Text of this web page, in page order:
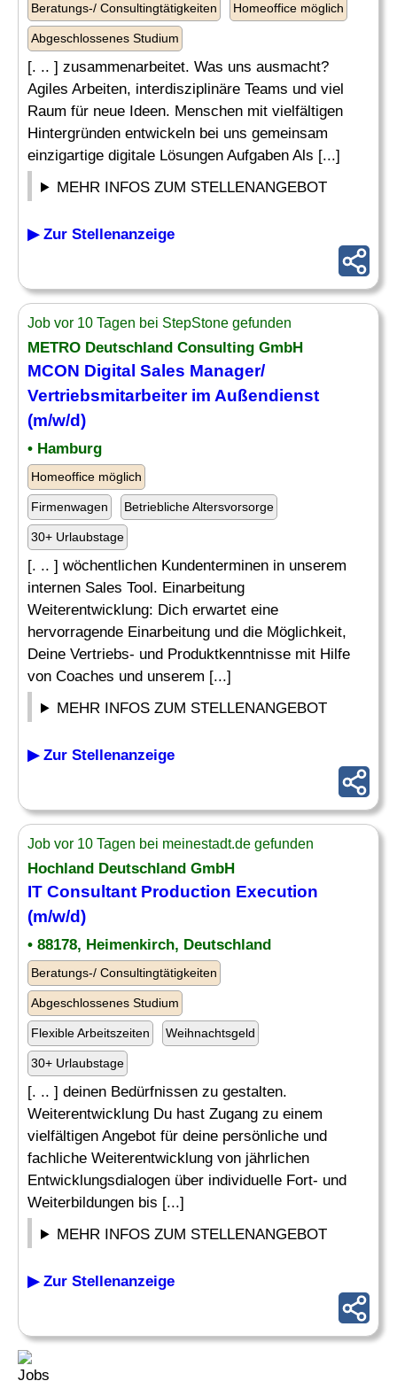
Beratungs-/ Consultingtätigkeiten Homeoffice möglich
Abgeschlossenes Studium
[. .. ] zusammenarbeitet. Was uns ausmacht?
Agiles Arbeiten, interdisziplinäre Teams und viel
Raum für neue Ideen. Menschen mit vielfältigen
Hintergründen entwickeln bei uns gemeinsam
einzigartige digitale Lösungen Aufgaben Als [...]
MEHR INFOS ZUM STELLENANGEBOT
▶ Zur Stellenanzeige
Job vor 10 Tagen bei StepStone gefunden
METRO Deutschland Consulting GmbH
MCON Digital Sales Manager/
Vertriebsmitarbeiter im Außendienst
(m/w/d)
• Hamburg
Homeoffice möglich
Firmenwagen Betriebliche Altersvorsorge
30+ Urlaubstage
[. .. ] wöchentlichen Kundenterminen in unserem
internen Sales Tool. Einarbeitung
Weiterentwicklung: Dich erwartet eine
hervorragende Einarbeitung und die Möglichkeit,
Deine Vertriebs- und Produktkenntnisse mit Hilfe
von Coaches und unserem [...]
MEHR INFOS ZUM STELLENANGEBOT
▶ Zur Stellenanzeige
Job vor 10 Tagen bei meinestadt.de gefunden
Hochland Deutschland GmbH
IT Consultant Production Execution
(m/w/d)
• 88178, Heimenkirch, Deutschland
Beratungs-/ Consultingtätigkeiten
Abgeschlossenes Studium
Flexible Arbeitszeiten Weihnachtsgeld
30+ Urlaubstage
[. .. ] deinen Bedürfnissen zu gestalten.
Weiterentwicklung Du hast Zugang zu einem
vielfältigen Angebot für deine persönliche und
fachliche Weiterentwicklung von jährlichen
Entwicklungsdialogen über individuelle Fort- und
Weiterbildungen bis [...]
MEHR INFOS ZUM STELLENANGEBOT
▶ Zur Stellenanzeige